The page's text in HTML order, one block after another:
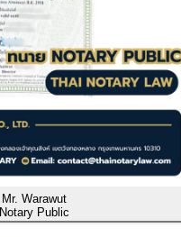
Mr. Warawut
Notary Public